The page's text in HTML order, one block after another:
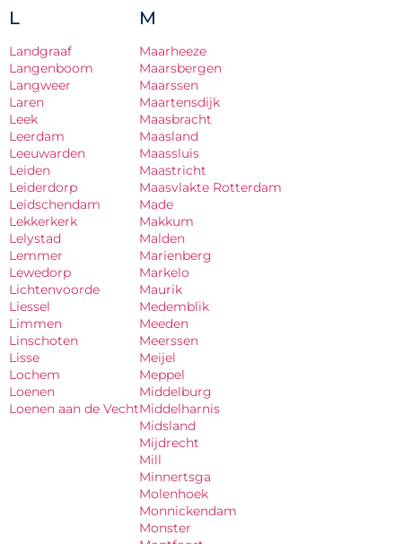
L
Landgraaf
Langenboom
Langweer
Laren
Leek
Leerdam
Leeuwarden
Leiden
Leiderdorp
Leidschendam
Lekkerkerk
Lelystad
Lemmer
Lewedorp
Lichtenvoorde
Liessel
Limmen
Linschoten
Lisse
Lochem
Loenen
Loenen aan de Vecht
M
Maarheeze
Maarsbergen
Maarssen
Maartensdijk
Maasbracht
Maasland
Maassluis
Maastricht
Maasvlakte Rotterdam
Made
Makkum
Malden
Marienberg
Markelo
Maurik
Medemblik
Meeden
Meerssen
Meijel
Meppel
Middelburg
Middelharnis
Midsland
Mijdrecht
Mill
Minnertsga
Molenhoek
Monnickendam
Monster